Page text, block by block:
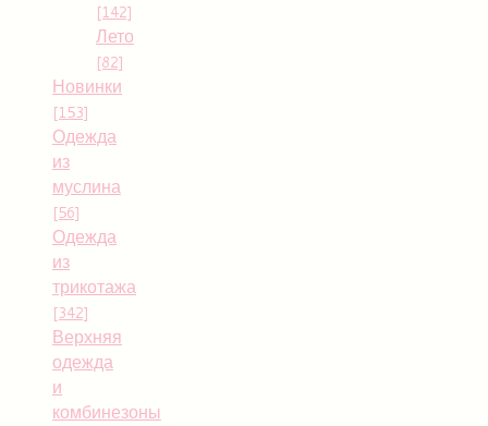
[142]
Лето
[82]
Новинки
[153]
Одежда
из
муслина
[56]
Одежда
из
трикотажа
[342]
Верхняя
одежда
и
комбинезоны